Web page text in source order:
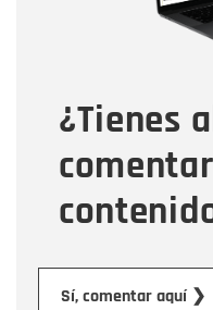
¿Tienes
Sí, comentar aquí ❯
Tipo de
Mensaje